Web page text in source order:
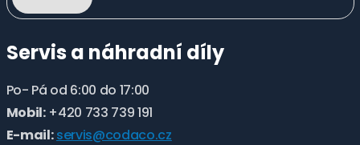
Servis a náhradní díly
Po- Pá od 6:00 do 17:00
Mobil:+420 733 739 191
E-mail: servis@codaco.cz